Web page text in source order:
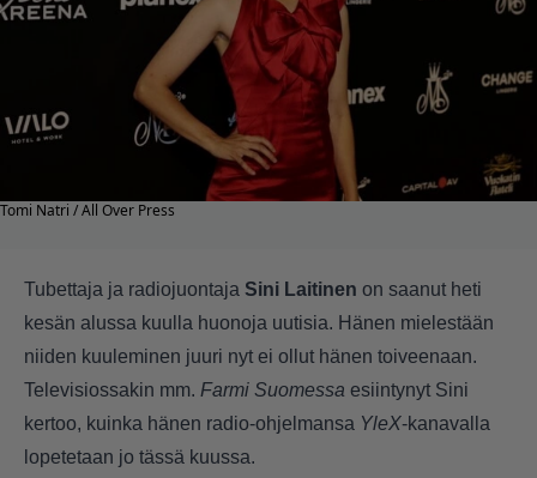
Tomi Natri / All Over Press
Tubettaja ja radiojuontaja Sini Laitinen on saanut heti
kesän alussa kuulla huonoja uutisia. Hänen mielestään
niiden kuuleminen juuri nyt ei ollut hänen toiveenaan.
Televisiossakin mm. Farmi Suomessa esiintynyt Sini
kertoo, kuinka hänen radio-ohjelmansa YleX-kanavalla
lopetetaan jo tässä kuussa.